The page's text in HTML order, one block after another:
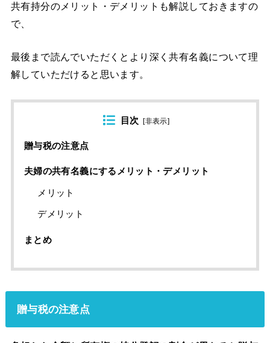
共有持分のメリット・デメリットも解説しておきますの
で、
最後まで読んでいただくとより深く共有名義について理
解していただけると思います。
目次 [非表示]
贈与税の注意点
夫婦の共有名義にするメリット・デメリット
メリット
デメリット
まとめ
贈与税の注意点